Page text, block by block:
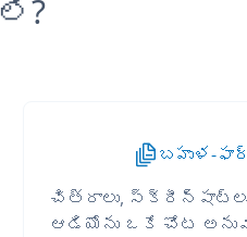
బహుళ-
చిత్రాలు, స్క్రీన్‌షాట్‌లు,
ఆడియోను ఒకే చోట